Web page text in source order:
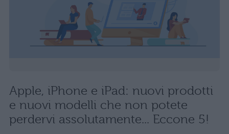
Apple, iPhone e iPad: nuovi prodotti
e nuovi modelli che non potete
perdervi assolutamente... Eccone 5!